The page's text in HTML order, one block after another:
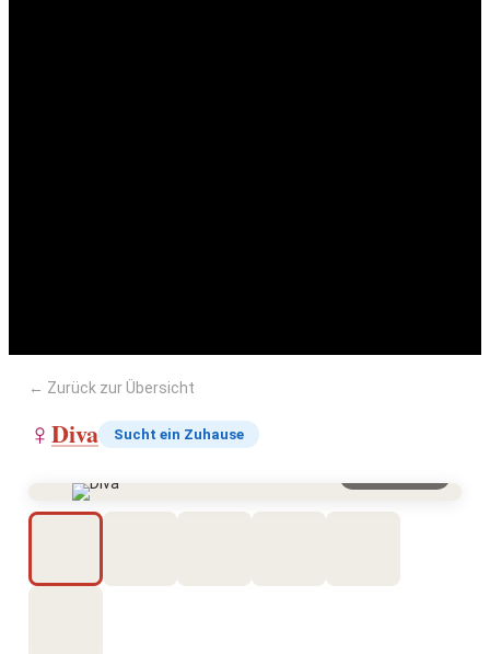
← Zurück zur Übersicht
♀Diva Sucht ein Zuhause